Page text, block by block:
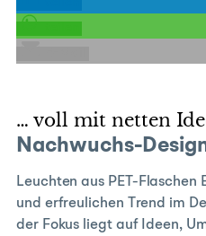
… voll mit netten
Nachwuchs-
Leuchten aus PET-Flaschen
und erfreulichen Trend im
der Fokus liegt auf Ideen,